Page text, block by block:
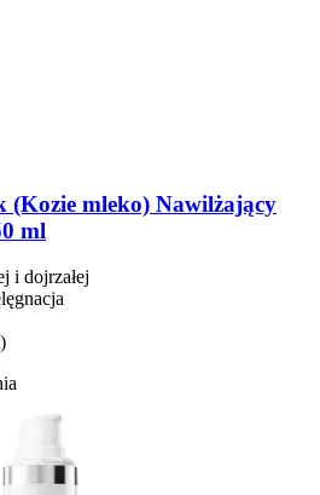
(Kozie mleko) Nawilżający
ml
i dojrzałej